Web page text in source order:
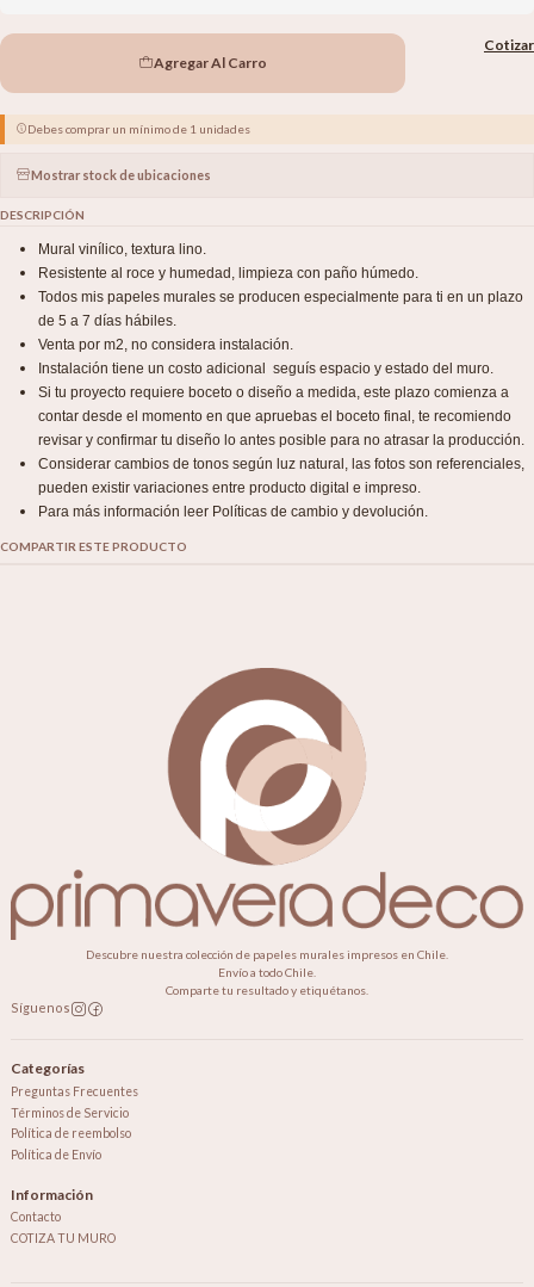
Agregar Al Carro
Cotizar
Debes comprar un mínimo de 1 unidades
Mostrar stock de ubicaciones
DESCRIPCIÓN
Mural vinílico, textura lino.
Resistente al roce y humedad, limpieza con paño húmedo.
Todos mis papeles murales se producen especialmente para ti en un plazo
de 5 a 7 días hábiles.
Venta por m2, no considera instalación.
Instalación tiene un costo adicional seguís espacio y estado del muro.
Si tu proyecto requiere boceto o diseño a medida, este plazo comienza a
contar desde el momento en que apruebas el boceto final, te recomiendo
revisar y confirmar tu diseño lo antes posible para no atrasar la producción.
Considerar cambios de tonos según luz natural, las fotos son referenciales,
pueden existir variaciones entre producto digital e impreso.
Para más información leer Políticas de cambio y devolución.
COMPARTIR ESTE PRODUCTO
Descubre nuestra colección de papeles murales impresos en Chile.
Envío a todo Chile.
Comparte tu resultado y etiquétanos.
Síguenos
Categorías
Preguntas Frecuentes
Términos de Servicio
Política de reembolso
Política de Envío
Información
Contacto
COTIZA TU MURO